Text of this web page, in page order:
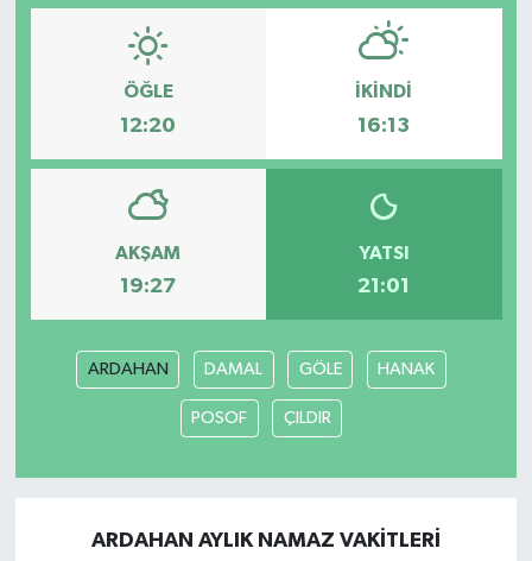
ÖĞLE
12:20
İKINDI
16:13
AKŞAM
19:27
YATSI
21:01
ARDAHAN DAMAL GÖLE HANAK
POSOF ÇILDIR
ARDAHAN AYLIK NAMAZ VAKITLERI